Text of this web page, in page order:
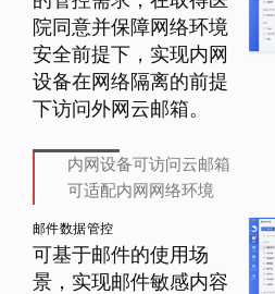
院同意并保障网络环境
安全前提下，实现内网
设备在网络隔离的前提
下访问外网云邮箱。
内网设备可访问云邮箱
可适配内网网络环境
邮件数据管控
可基于邮件的使用场
景，实现邮件敏感内容